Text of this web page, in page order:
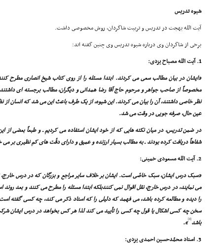
شیوه تدریس
آیت الله بهجت در تدریس و تربیت شاگردان، روش مخصوصى داشت.
برخى از شاگردان وى درباره شیوه تدریس وى چنین گفته اند:
1. آیت الله مصباح یزدى:
«ایشان در بیان مطالب سعى مى کردند. ابتدا مسئله را از روى کتاب شیخ انصارى مطرح
مخصوصاً از صاحب جواهر و مرحوم حاج آقا رضا همدانى و دیگران، مطالب برجسته اى
نظر خاصى داشتند، آن را بیان مى کردند. این شیوه، از یک طرف باعث این مى شد که انسان از
عین حال، صرفه جویى در وقت مى شد.
در ضمن تدریس، در میان نکته هایى که از خود ایشان استفاده مى کردیم ـ و طبعاً بعضى از
شفاهاً دریافت کرده بودند ـ به مطالب بسیار ارزنده و عمیق و داراى دقّت هاى کم نظیرى بر مى
2. آیت الله مسعودى خمینى:
«سبک درس ایشان، سبک خاصّى است. ایشان بر خلاف سایر مراجع و بزرگان که در درس خارج،
مى نمایند، در درس خارج، نقل اقوال نمى کنندبلکه ابتدا مسئله را مطرح مى کنند و بعد روند
را دیده و مطالعه کرده باشد، مى فهمد که دلیلى را که استاد ذکر مى کند، چه کسى گفته
سخن چه کسى اشکال یا قول چه کسى را تأیید مى کند لذا هر کس بخواهد در درس ایشان شرکت
باشد[8]
».
3. استاد محمّدحسین احمدى یزدى: